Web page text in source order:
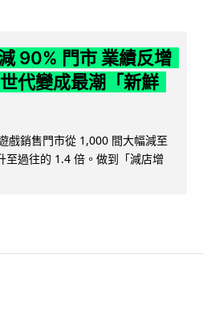
90% 門市 業績反增
代變成最潮「新鮮
戲銷售門市從 1,000 間大幅減至
至過往的 1.4 倍。做到「減店增